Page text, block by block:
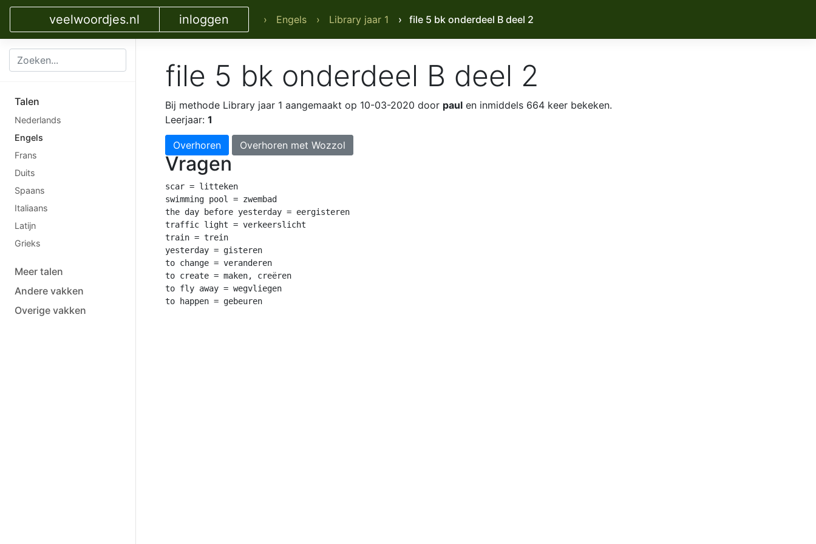
veelwoordjes.nl inloggen › Engels › Library jaar 1 › file 5 bk onderdeel B deel 2
Talen
Nederlands
Engels
Frans
Duits
Spaans
Italiaans
Latijn
Grieks
Meer talen
Andere vakken
Overige vakken
file 5 bk onderdeel B deel 2
Bij methode Library jaar 1 aangemaakt op 10-03-2020 door paul en inmiddels 664 keer bekeken.
Leerjaar: 1
Overhoren Overhoren met Wozzol
Vragen
scar = litteken
swimming pool = zwembad
the day before yesterday = eergisteren
traffic light = verkeerslicht
train = trein
yesterday = gisteren
to change = veranderen
to create = maken, creëren
to fly away = wegvliegen